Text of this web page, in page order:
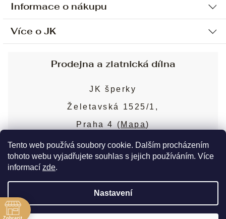
Tento web používá soubory cookie. Dalším procházením
tohoto webu vyjadřujete souhlas s jejich používáním. Více
informací zde.
Nastavení
Informace o nákupu
Ochrana osobních údajů
Sjednání osobní schůzky
Obchodní podmínky
Puncovní značky
Více o JK
Blog
Nejčastější dotazy
Prodejna a zlatnická dílna
JK šperky
Želetavská 1525/1,
Praha 4 ( Mapa)
Více o prodejně
Copyright 2026JK šperky. Všechna práva
vyhrazena. Upravit nastavení cookies
Zobrazit